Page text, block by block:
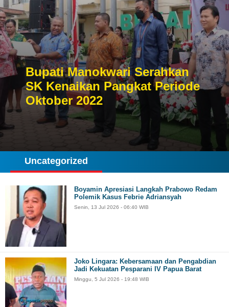
Bupati Manokwari Serahkan
SK Kenaikan Pangkat Periode
Oktober 2022
Uncategorized
Boyamin Apresiasi Langkah Prabowo Redam
Polemik Kasus Febrie Adriansyah
Senin, 13 Jul 2026 - 06:40 WIB
Joko Lingara: Kebersamaan dan Pengabdian
Jadi Kekuatan Pesparani IV Papua Barat
Minggu, 5 Jul 2026 - 19:48 WIB